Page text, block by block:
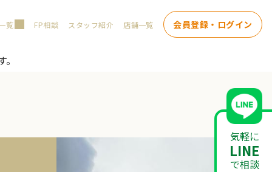
覧 FP相談 スタッフ紹介 店舗一覧 会員登録・ログイン
気軽に
LINE
で相談